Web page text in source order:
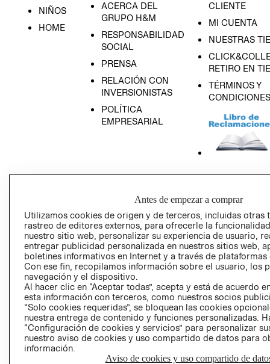
NIÑOS
HOME
ACERCA DEL
GRUPO H&M
RESPONSABILIDAD
SOCIAL
PRENSA
RELACIÓN CON
INVERSIONISTAS
POLÍTICA
EMPRESARIAL
CLIENTE
MI CUENTA
NUESTRAS
RETIRO EN
TÉRMINOS Y
CONDICIONES
GIFT CARD
AVISO DE
Perú (S/)
CAMBIAR REGIÓN
Antes de empezar a comprar
Utilizamos cookies de origen y de terceros, incluidas otras
rastreo de editores externos, para ofrecerle la
nuestro sitio web, personalizar su experiencia de usuario,
entregar publicidad personalizada en nuestros sitios web,
boletines informativos en Internet y a través de plataformas
Con ese fin, recopilamos información sobre el usuario, los
navegación y el dispositivo.
Al hacer clic en “Aceptar todas”, acepta y está de acuerdo
esta información con terceros, como nuestros socios
“Solo cookies requeridas”, se bloquean las cookies
nuestra entrega de contenido y funciones personalizadas.
“Configuración de cookies y servicios” para personalizar
nuestro aviso de cookies y uso compartido de datos para
información.
Aviso de cookies y uso compartido de